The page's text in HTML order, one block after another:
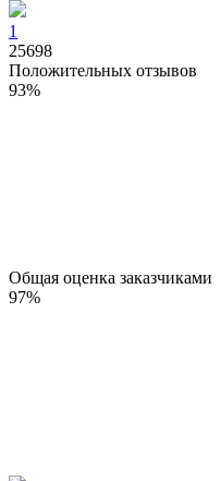
1
25698
Положительных отзывов
93%
Общая оценка заказчиками
97%